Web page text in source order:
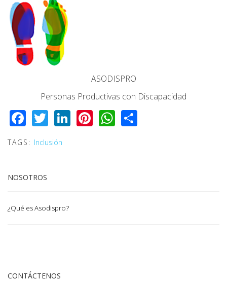
ASODISPRO
Personas Productivas con Discapacidad
Facebook
TwitterLinkedIn
Pinterest
WhatsApp
TAGS: Inclusión
NOSOTROS
¿Qué es Asodispro?
CONTÁCTENOS